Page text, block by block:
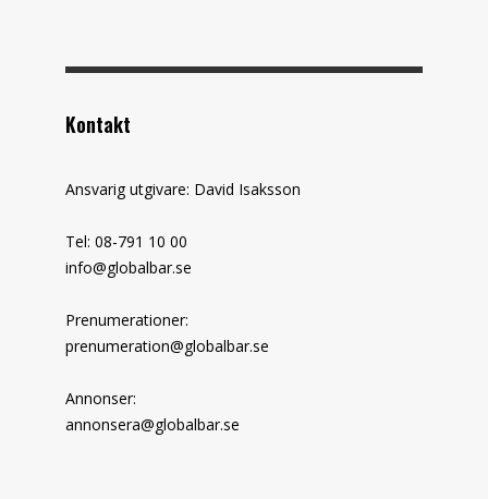
Kontakt
Ansvarig utgivare: David Isaksson
Tel: 08-791 10 00
info@globalbar.se
Prenumerationer:
prenumeration@globalbar.se
Annonser:
annonsera@globalbar.se